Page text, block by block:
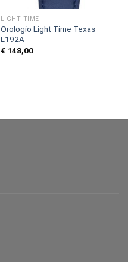
LIGHT TIME
Orologio Light Time Texas
L192A
€148,00